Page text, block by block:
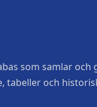
som samlar
tabeller och